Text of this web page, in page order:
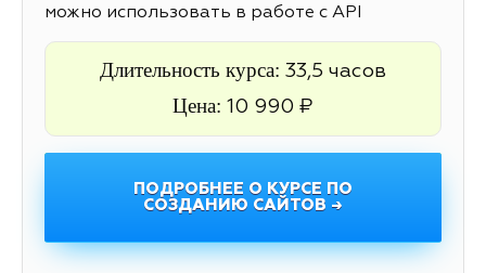
можно использовать в работе с API
Длительность курса: 33,5 часов
Цена: 10 990 ₽
ПОДРОБНЕЕ О КУРСЕ ПО
СОЗДАНИЮ САЙТОВ →